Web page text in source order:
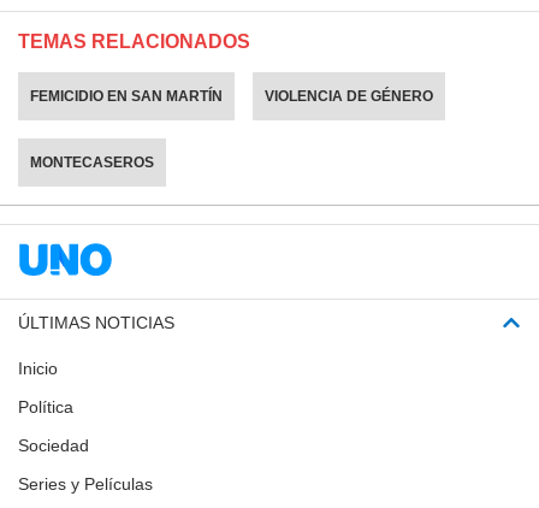
TEMAS RELACIONADOS
FEMICIDIO EN SAN MARTÍN VIOLENCIA DE GÉNERO
MONTECASEROS
ÚLTIMAS NOTICIAS
Inicio
Política
Sociedad
Series y Películas